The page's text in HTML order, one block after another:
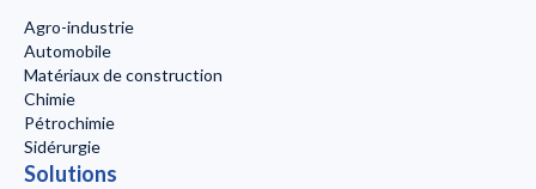
Agro-industrie
Automobile
Matériaux de construction
Chimie
Pétrochimie
Sidérurgie
Solutions